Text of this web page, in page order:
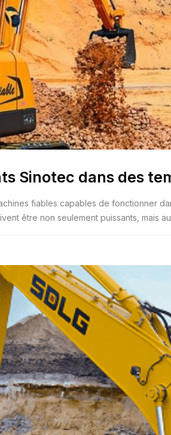
Sinotec dans des
fiables capables de fonctionner
être non seulement puissants, mais